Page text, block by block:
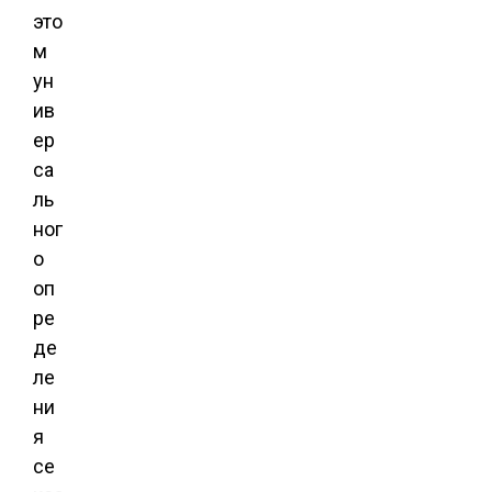
это
м
ун
ив
ер
са
ль
ног
о
оп
ре
де
ле
ни
я
се